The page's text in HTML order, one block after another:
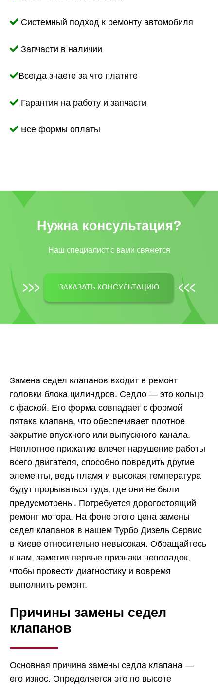
Системный подход к ремонту автомобиля
Запчасти в наличии
Всегда знаете за что платите
Гарантия на работу и запчасти
Все формы оплаты
Нужна консультация?
Наш специалист с вами свяжется
ЗАКАЗАТЬ КОНСУЛЬТАЦИЮ
Замена седел клапанов входит в ремонт
головки блока цилиндров. Седло ― это кольцо
с фаской. Его форма совпадает с формой
пятака клапана, что обеспечивает плотное
закрытие впускного или выпускного канала.
Неплотное прижатие влечет нарушение работы
всего двигателя, способно повредить другие
элементы, ведь пламя и высокая температура
будут прорываться туда, где они не были
предусмотрены. Потребуется дорогостоящий
ремонт мотора. На фоне этого цена замены
седел клапанов в нашем Турбо Дизель Сервис
в Киеве относительно невысокая. Обращайтесь
к нам, заметив первые признаки неполадок,
чтобы провести диагностику и вовремя
выполнить ремонт.
Причины замены седел
клапанов
Основная причина замены седла клапана ―
его износ. Определяется это по высоте